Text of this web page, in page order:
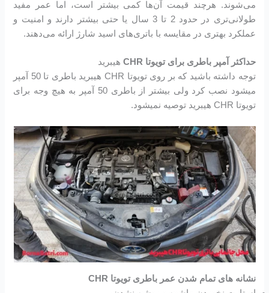
می‌شوند. هرچند قیمت آن‌ها کمی بیشتر است، اما عمر مفید
طولانی‌تری در حدود 2 تا 3 سال یا حتی بیشتر دارند و امنیت و
عملکرد بهتری در مقایسه با باتری‌های اسید شارژ ارائه می‌دهند.
حداکثر آمپر باطری برای تویوتا CHR
هیبرید
توجه داشته باشید که بر روی تویوتا CHR هیبرید باطری تا 50 آمپر
میشود نصب کرد ولی بیشتر از باطری 50 آمپر به هیچ وجه برای
تویوتا CHR هیبرید توصیه نمیشود.
نشانه های تمام شدن عمر باطری تویوتا CHR